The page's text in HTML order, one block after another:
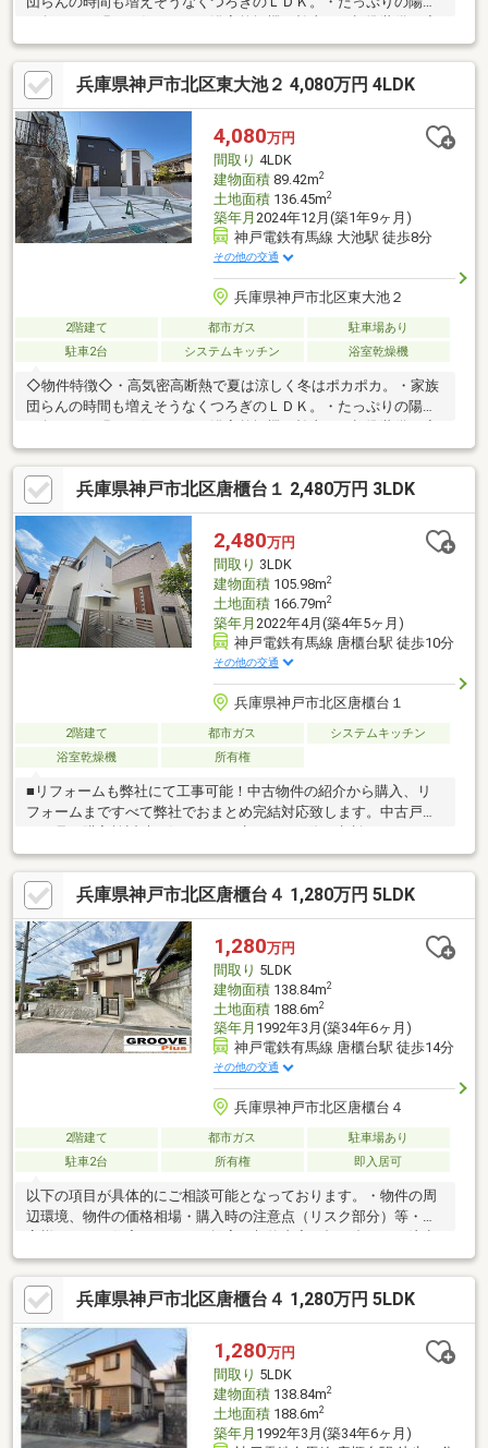
に包まれる明るい住まい。・浴室乾燥機、幹太くん標準装備。◇
周辺環境◇・ファミリーマート神鉄大池駅前店まで徒歩約7分・
マックスバリュ大池店まで徒歩約10分・セブンイレブン神戸有野
町唐櫃店まで徒歩約10分住宅ローンや不動産のことなら、どのよ
うなことでもお気軽にご相談ください。私たちセンチュリー21は
不動産のプロフェッショナルとして、お客様のご要望にお応えし
ます！！
兵庫県神戸市北区東大池２ 4,080万円 4LDK
4,080万円
間取り 4LDK
建物面積89.42m2
土地面積136.45m2
築年月 2024年12月(築1年9ヶ月)
神戸電鉄有馬線 大池駅 徒歩8分
その他の交通
兵庫県神戸市北区東大池２
2階建て 都市ガス
駐車場あり
駐車2台
システムキッチン 浴室乾燥機
◇物件特徴◇・高気密高断熱で夏は涼しく冬はポカポカ。・家族
団らんの時間も増えそうなくつろぎのＬＤＫ。・たっぷりの陽光
周辺環境◇・ファミリーマート神鉄大池駅前店まで徒歩約7分・
マックスバリュ大池店まで徒歩約10分・セブンイレブン神戸有野
町唐櫃店まで徒歩約10分住宅ローンや不動産のことなら、どのよ
うなことでもお気軽にご相談ください。私たちセンチュリー21は
不動産のプロフェッショナルとして、お客様のご要望にお応えし
ます！！
兵庫県神戸市北区唐櫃台１ 2,480万円 3LDK
2,480万円
間取り 3LDK
建物面積105.98m2
土地面積166.79m2
築年月 2022年4月(築4年5ヶ月)
神戸電鉄有馬線 唐櫃台駅 徒歩10分
その他の交通
兵庫県神戸市北区唐櫃台１
2階建て 都市ガス
システムキッチン
浴室乾燥機
所有権
■リフォームも弊社にて工事可能！中古物件の紹介から購入、リ
フォームまですべて弊社でおまとめ完結対応致します。中古戸建
の下見や購入検討時、気になった点があった際ご相談ください。
■当社ネット掲載以外の物件もご紹介できます。お気軽にお問合
せ下さい♪(1)将来、転勤・転職の可能性がある(2)ローンをいくら
組んでいいかわからない。。(3)見つくしたので、未公開物件を知
りたい(4)その他、お客様に合わせて対応いたします。初めての方
も、他社様でご相談中の方も、間違いない住宅選びをするために
一度ご相談ください。
兵庫県神戸市北区唐櫃台４ 1,280万円 5LDK
1,280万円
間取り 5LDK
建物面積138.84m2
土地面積188.6m2
築年月 1992年3月(築34年6ヶ月)
神戸電鉄有馬線 唐櫃台駅 徒歩14分
その他の交通
兵庫県神戸市北区唐櫃台４
2階建て 都市ガス
駐車場あり
駐車2台
所有権 即入居可
以下の項目が具体的にご相談可能となっております。・物件の周
辺環境、物件の価格相場・購入時の注意点（リスク部分）等・お
点何度も経験のすることのない自宅の購入だからこそ真剣に最大
限のサポートをご提供いたします。エリアに特化しているからこ
そできる表に出ていない物件のイチ早い情報なども共有が可能で
すので条件に合った物件のご提案が可能です♪
兵庫県神戸市北区唐櫃台４ 1,280万円 5LDK
1,280万円
間取り 5LDK
建物面積138.84m2
土地面積188.6m2
築年月 1992年3月(築34年6ヶ月)